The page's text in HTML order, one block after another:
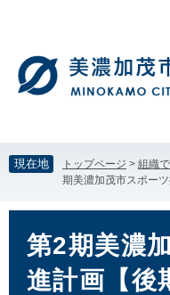
す。
し
て
本
へ
現在地 トップページ > 組織
期美濃加茂市スポー
第2期美濃
進計画【後